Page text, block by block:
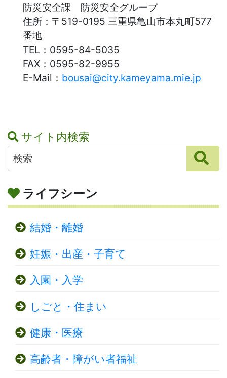
防災安全課 防災安全グループ
住所： 〒519-0195 三重県亀山市本丸町577
番地
TEL： 0595-84-5035
FAX： 0595-82-9955
E-Mail： bousai@city.kameyama.mie.jp
サイト内検索
ライフシーン
結婚・離婚
妊娠・出産・子育て
入園・入学
しごと・住まい
健康・医療
高齢者・障がい者福祉